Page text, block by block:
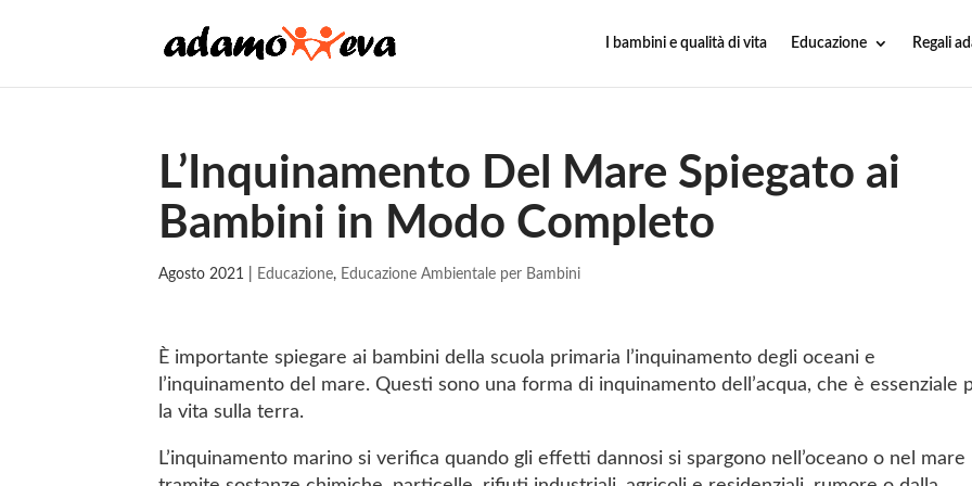
I bambini e qualità di vita Educazione Regali
L’Inquinamento Del Mare Spiegato ai
Bambini in Modo Completo
Agosto 2021 Educazione, Educazione Ambientale per Bambini
È importante spiegare ai bambini della scuola primaria l’inquinamento degli oceani e
l’inquinamento del mare. Questi sono una forma di inquinamento dell’acqua, che è essenziale
la vita sulla terra.
L’inquinamento marino si verifica quando gli effetti dannosi si spargono nell’oceano o nel mare